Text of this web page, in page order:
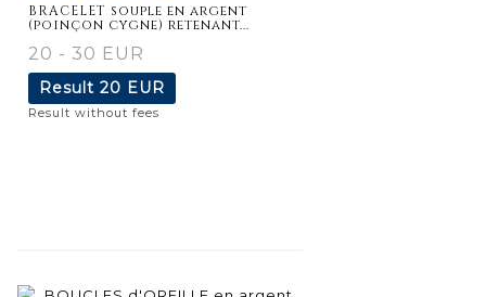
BRACELET souple en argent
(poinçon cygne) retenant...
20 - 30 EUR
Result 20 EUR
Result without fees